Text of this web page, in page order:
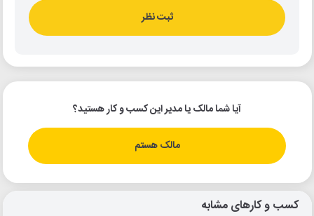
ثبت نظر
آیا شما مالک یا مدیر این کسب و کار هستید؟
مالک هستم
کسب و کارهای مشابه